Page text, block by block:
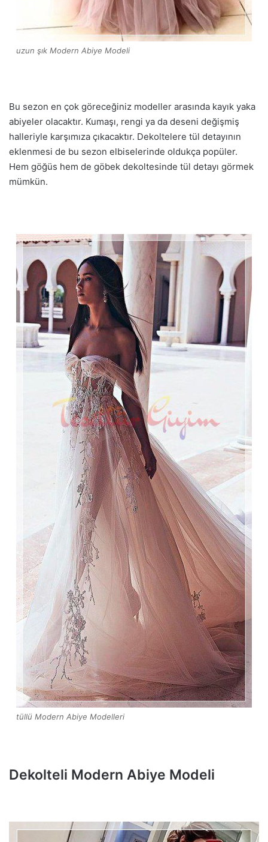
uzun şık Modern Abiye Modeli
Bu sezon en çok göreceğiniz modeller arasında kayık yaka
abiyeler olacaktır. Kumaşı, rengi ya da deseni değişmiş
halleriyle karşımıza çıkacaktır. Dekoltelere tül detayının
eklenmesi de bu sezon elbiselerinde oldukça popüler.
Hem göğüs hem de göbek dekoltesinde tül detayı görmek
mümkün.
tüllü Modern Abiye Modelleri
Dekolteli Modern Abiye Modeli